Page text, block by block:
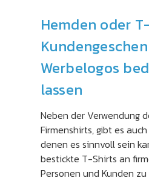
Hemden oder
Werbelogos
lassen
Neben der Verwendung
Firmenshirts, gibt es
denen es sinnvoll sein
bestickte T-Shirts an
Personen und Kunden